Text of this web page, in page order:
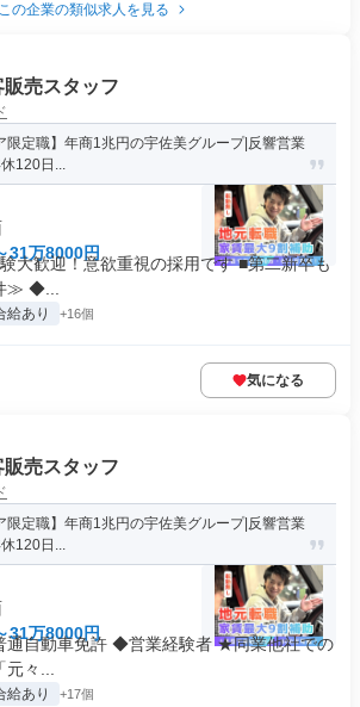
この企業の類似求人を見る
売スタッフ
限定職】年商1兆円の宇佐美グループ|反響営業
120日...
31万8000円
大歓迎！意欲重視の採用です ■第二新卒も
≫ ◆...
給あり +16個
気になる
売スタッフ
限定職】年商1兆円の宇佐美グループ|反響営業
120日...
31万8000円
通自動車免許 ◆営業経験者 ★同業他社での
々...
給あり +17個